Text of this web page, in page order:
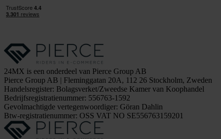
24MX is een onderdeel van Pierce Group AB
Pierce Group AB | Fleminggatan 20A, 112 26 Stockholm, Zweden
Handelsregister: Bolagsverket/Zweedse Kamer van Koophandel
Bedrijfsregistratienummer: 556763-1592
Gevolmachtigde vertegenwoordiger: Göran Dahlin
Btw-registratienummer: OSS VAT NO SE556763159201